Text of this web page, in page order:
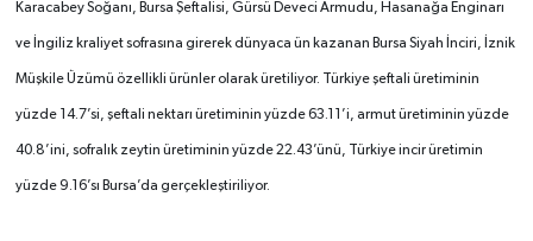
Karacabey Soğanı, Bursa Şeftalisi, Gürsü Deveci Armudu, Hasanağa Enginarı
ve İngiliz kraliyet sofrasına girerek dünyaca ün kazanan Bursa Siyah İnciri, İznik
Müşkile Üzümü özellikli ürünler olarak üretiliyor. Türkiye şeftali üretiminin
yüzde 14.7’si, şeftali nektarı üretiminin yüzde 63.11’i, armut üretiminin yüzde
40.8’ini, sofralık zeytin üretiminin yüzde 22.43’ünü, Türkiye incir üretimin
yüzde 9.16’sı Bursa’da gerçekleştiriliyor.